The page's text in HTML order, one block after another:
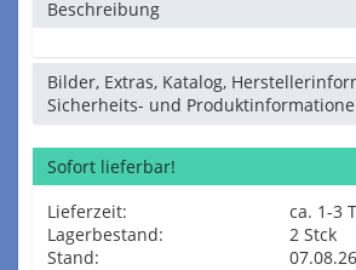
Beschreibung
Bilder, Extras, Katalog,
Sicherheits- und
Sofort lieferbar!
Lieferzeit:
ca. 1-3
Lagerbestand:
2 Stck
Stand:
07.08.26